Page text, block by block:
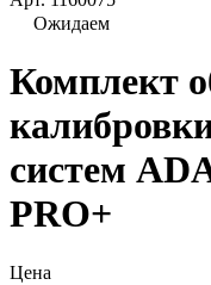
Ожидаем
Комплект
систем
PRO+
Цена